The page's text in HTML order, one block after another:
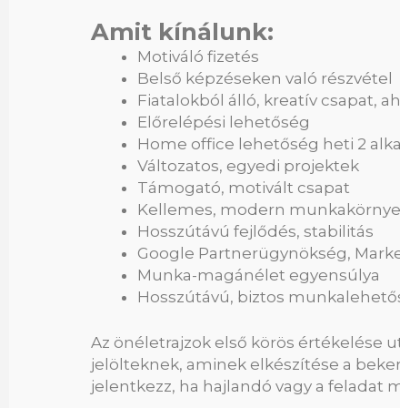
Amit kínálunk:
Motiváló fizetés
Belső képzéseken való részvétel
Fiatalokból álló, kreatív csapat,
Előrelépési lehetőség
Home office lehetőség heti 2
Változatos, egyedi projektek
Támogató, motivált csapat
Kellemes, modern
Hosszútávú fejlődés, stabilitás
Google Partnerügynökség,
Munka-magánélet egyensúlya
Hosszútávú, biztos
Az önéletrajzok első körös értékelése
jelölteknek, aminek elkészítése a
jelentkezz, ha hajlandó vagy a feladat